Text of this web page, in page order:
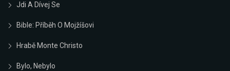
Jdi A Dívej Se
Bible: Příběh O Mojžíšovi
Hrabě Monte Christo
Bylo, Nebylo